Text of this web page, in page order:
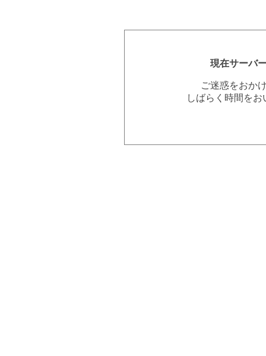
現在サーバ
ご迷惑をおか
しばらく時間を